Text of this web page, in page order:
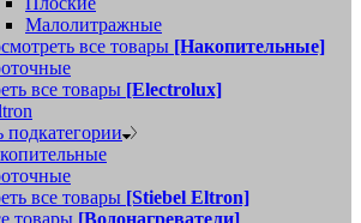
Малолитражные
все товары [Накопительные]
все товары [Electrolux]
подкатегории
все товары [Stiebel Eltron]
товары [Водонагреватели]